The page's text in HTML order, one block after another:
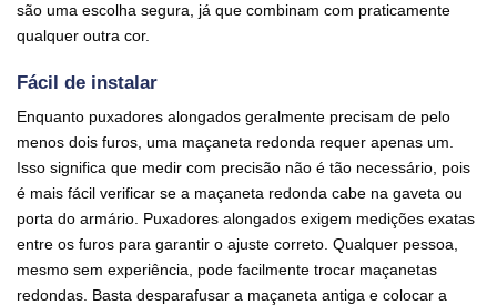
são uma escolha segura, já que combinam com praticamente
qualquer outra cor.
Fácil de instalar
Enquanto puxadores alongados geralmente precisam de pelo
menos dois furos, uma maçaneta redonda requer apenas um.
Isso significa que medir com precisão não é tão necessário, pois
é mais fácil verificar se a maçaneta redonda cabe na gaveta ou
porta do armário. Puxadores alongados exigem medições exatas
entre os furos para garantir o ajuste correto. Qualquer pessoa,
mesmo sem experiência, pode facilmente trocar maçanetas
redondas. Basta desparafusar a maçaneta antiga e colocar a